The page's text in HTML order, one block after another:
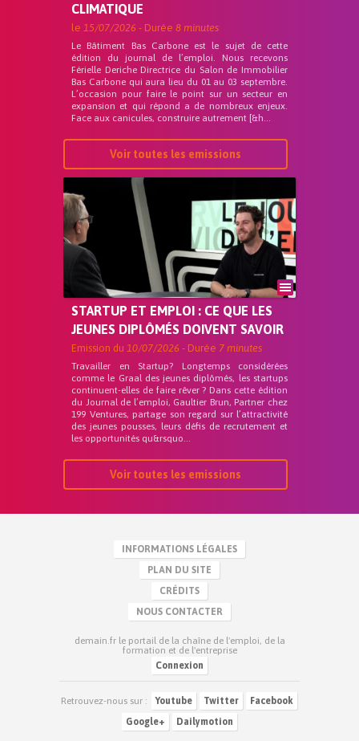
CLIMATIQUE
le 15/07/2026 - Durée 8 minutes
Le Bâtiment Bas Carbone est le sujet de cette
édition du journal de l’emploi. Nous recevons
Férielle Deriche Directrice du Salon de Immobilier
Bas Carbone qui aura lieu du 01 au 03 septembre.
L’occasion pour faire le point sur un secteur en
expansion et qui répond a de nombreux enjeux.
Face aux canicules, construire autrement [&h...
Voir toutes les emissions
STARTUP ET EMPLOI : CE QUE LES
JEUNES DIPLÔMÉS DOIVENT SAVOIR
Emission du 10/07/2026 - Durée 7 minutes
Travailler en Startup? Longtemps considérées
comme le Graal des jeunes diplômés, les startups
continuent-elles de faire rêver ? Dans cette édition
du Journal de l’emploi, Gaultier Brun, Partner chez
199 Ventures, partage son regard sur l’attractivité
des jeunes pousses, leurs défis de recrutement et
les opportunités qu&rsquo...
Voir toutes les emissions
INFORMATIONS LÉGALES
PLAN DU SITE
CRÉDITS
NOUS CONTACTER
demain.fr le portail de la chaîne de l'emploi, de la
formation et de l'entreprise
Connexion
Retrouvez-nous sur : Youtube Twitter
Facebook
Google+
Dailymotion